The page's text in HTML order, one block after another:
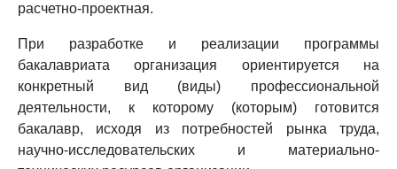
расчетно-проектная.
При разработке и реализации программы
бакалавриата организация ориентируется на
конкретный вид (виды) профессиональной
деятельности, к которому (которым) готовится
бакалавр, исходя из потребностей рынка труда,
научно-исследовательских и материально-